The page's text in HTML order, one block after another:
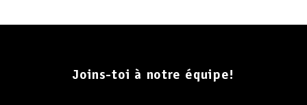
Joins-toi à notre équipe!